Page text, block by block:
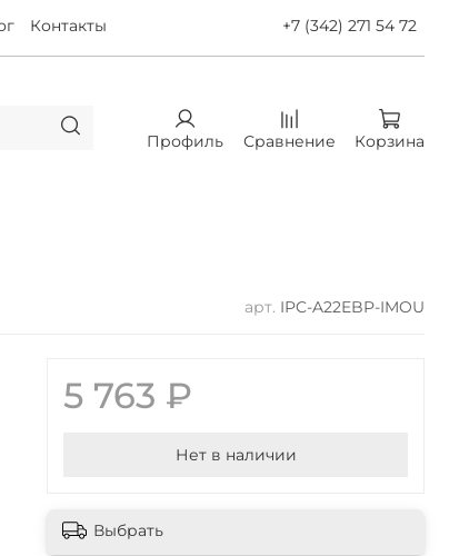
Контакты +7 (342) 271 54 72
Профиль Сравнение Корзина
арт. IPC-A22EBP-IMOU
5 763 ₽
Нет в наличии
Выбрать